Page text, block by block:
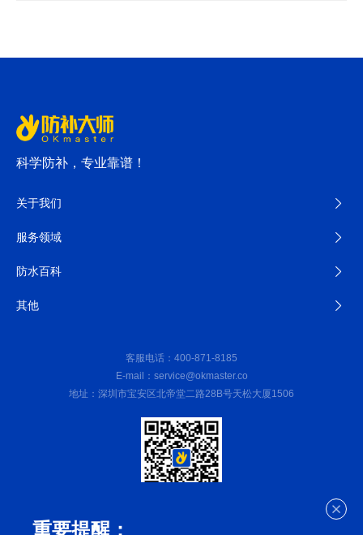
科学防补，专业靠谱！
关于我们
服务领域
防水百科
其他
客服电话：400-871-8185
E-mail：service@okmaster.co
地址：深圳市宝安区北帝堂二路28B号天松大厦1506
重要提醒：